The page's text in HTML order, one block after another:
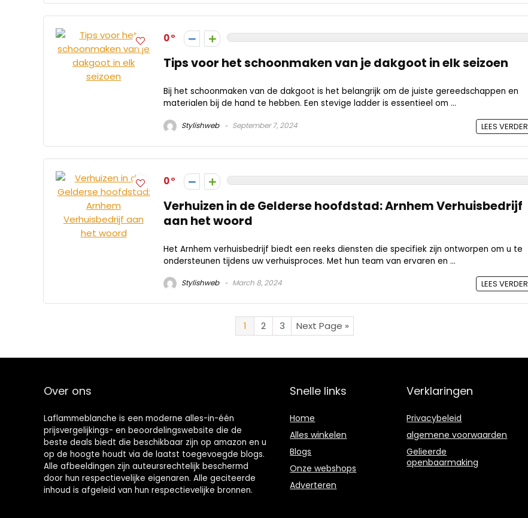
0
Tips voor het schoonmaken van je dakgoot in elk seizoen
Bij het schoonmaken van de dakgoot is het belangrijk om de juiste gereedschappen en
materialen bij de hand te hebben. Een stevige ladder is essentieel om ...
Stylishweb September 7, 2024 LEES VERDER
0
Verhuizen in de Gelderse hoofdstad: Arnhem Verhuisbedrijf
aan het woord
Het Arnhem verhuisbedrijf biedt een reeks diensten die specifiek zijn ontworpen om u te
ondersteunen tijdens uw verhuisproces. Met hun team van ervaren en ...
Stylishweb March 8, 2024 LEES VERDER
1 2 3 Next Page »
Over ons
Laflammeblanche is een moderne alles-in-één
prijsvergelijkings- en beoordelingswebsite die de
beste deals biedt die beschikbaar zijn op amazon en u
op de hoogte houdt via de laatst toegevoegde blogs.
Alle afbeeldingen zijn auteursrechtelijk beschermd
door hun respectievelijke eigenaren. Alle geciteerde
inhoud is afgeleid van hun respectievelijke bronnen.
Snelle links
Home
Alles winkelen
Blogs
Onze webshops
Adverteren
Verklaringen
Privacybeleid
algemene voorwaarden
Gelieerde
openbaarmaking